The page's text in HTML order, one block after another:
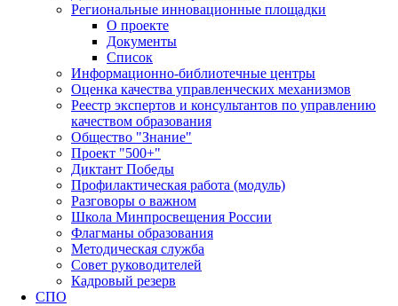
Региональные инновационные площадки
О проекте
Документы
Список
Информационно-библиотечные центры
Оценка качества управленческих механизмов
Реестр экспертов и консультантов по управлению
качеством образования
Общество "Знание"
Проект "500+"
Диктант Победы
Профилактическая работа (модуль)
Разговоры о важном
Школа Минпросвещения России
Флагманы образования
Методическая служба
Совет руководителей
Кадровый резерв
СПО